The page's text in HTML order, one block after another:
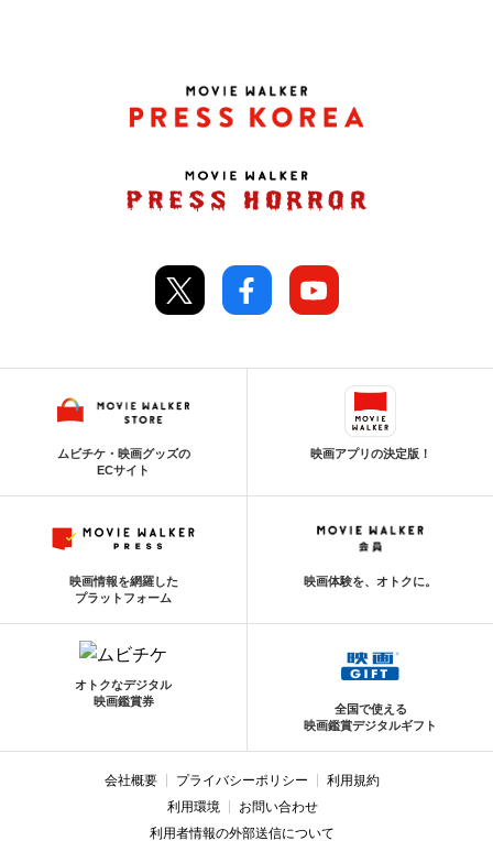
ムビチケ・映画グッズの
ECサイト
映画アプリの決定版！
映画情報を網羅した
プラットフォーム
映画体験を、オトクに。
オトクなデジタル
映画鑑賞券
全国で使える
映画鑑賞デジタルギフト
会社概要 プライバシーポリシー
利用規約
利用環境
お問い合わせ
利用者情報の外部送信について